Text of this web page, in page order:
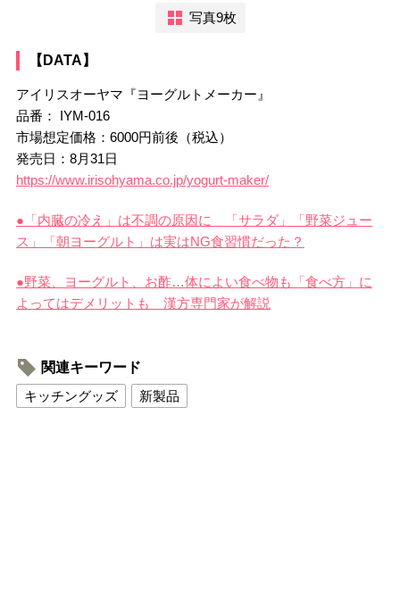
写真9枚
【DATA】
アイリスオーヤマ『ヨーグルトメーカー』
品番： IYM-016
市場想定価格：6000円前後（税込）
発売日：8月31日
https://www.irisohyama.co.jp/yogurt-maker/
●「内臓の冷え」は不調の原因に 「サラダ」「野菜ジュー
ス」「朝ヨーグルト」は実はNG食習慣だった？
●野菜、ヨーグルト、お酢…体によい食べ物も「食べ方」に
よってはデメリットも 漢方専門家が解説
関連キーワード
キッチングッズ
新製品